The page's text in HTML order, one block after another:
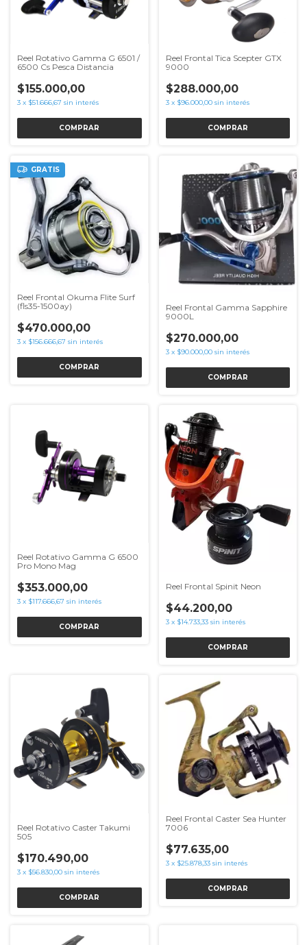
Reel Rotativo Gamma G 6501 /
6500 Cs Pesca Distancia
$155.000,00
3 x $51.666,67 sin interés
COMPRAR
Reel Frontal Tica Scepter GTX
9000
$288.000,00
3 x $96.000,00 sin interés
GRATIS
Reel Frontal Okuma Flite Surf
(fls35-1500ay)
$470.000,00
3 x $156.666,67 sin interés
Reel Frontal Gamma Sapphire
9000L
$270.000,00
3 x $90.000,00 sin interés
Reel Rotativo Gamma G 6500
Pro Mono Mag
$353.000,00
3 x $117.666,67 sin interés
COMPRAR
Reel Frontal Spinit Neon
$44.200,00
3 x $14.733,33 sin interés
COMPRAR
Reel Rotativo Caster Takumi
505
$170.490,00
3 x $56.830,00 sin interés
COMPRAR
Reel Frontal Caster Sea Hunter
7006
$77.635,00
3 x $25.878,33 sin interés